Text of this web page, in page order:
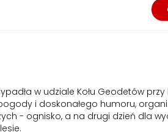
w udziale Kołu Geodetów przy
i doskonałego humoru,
- ognisko, a na drugi dzień dla